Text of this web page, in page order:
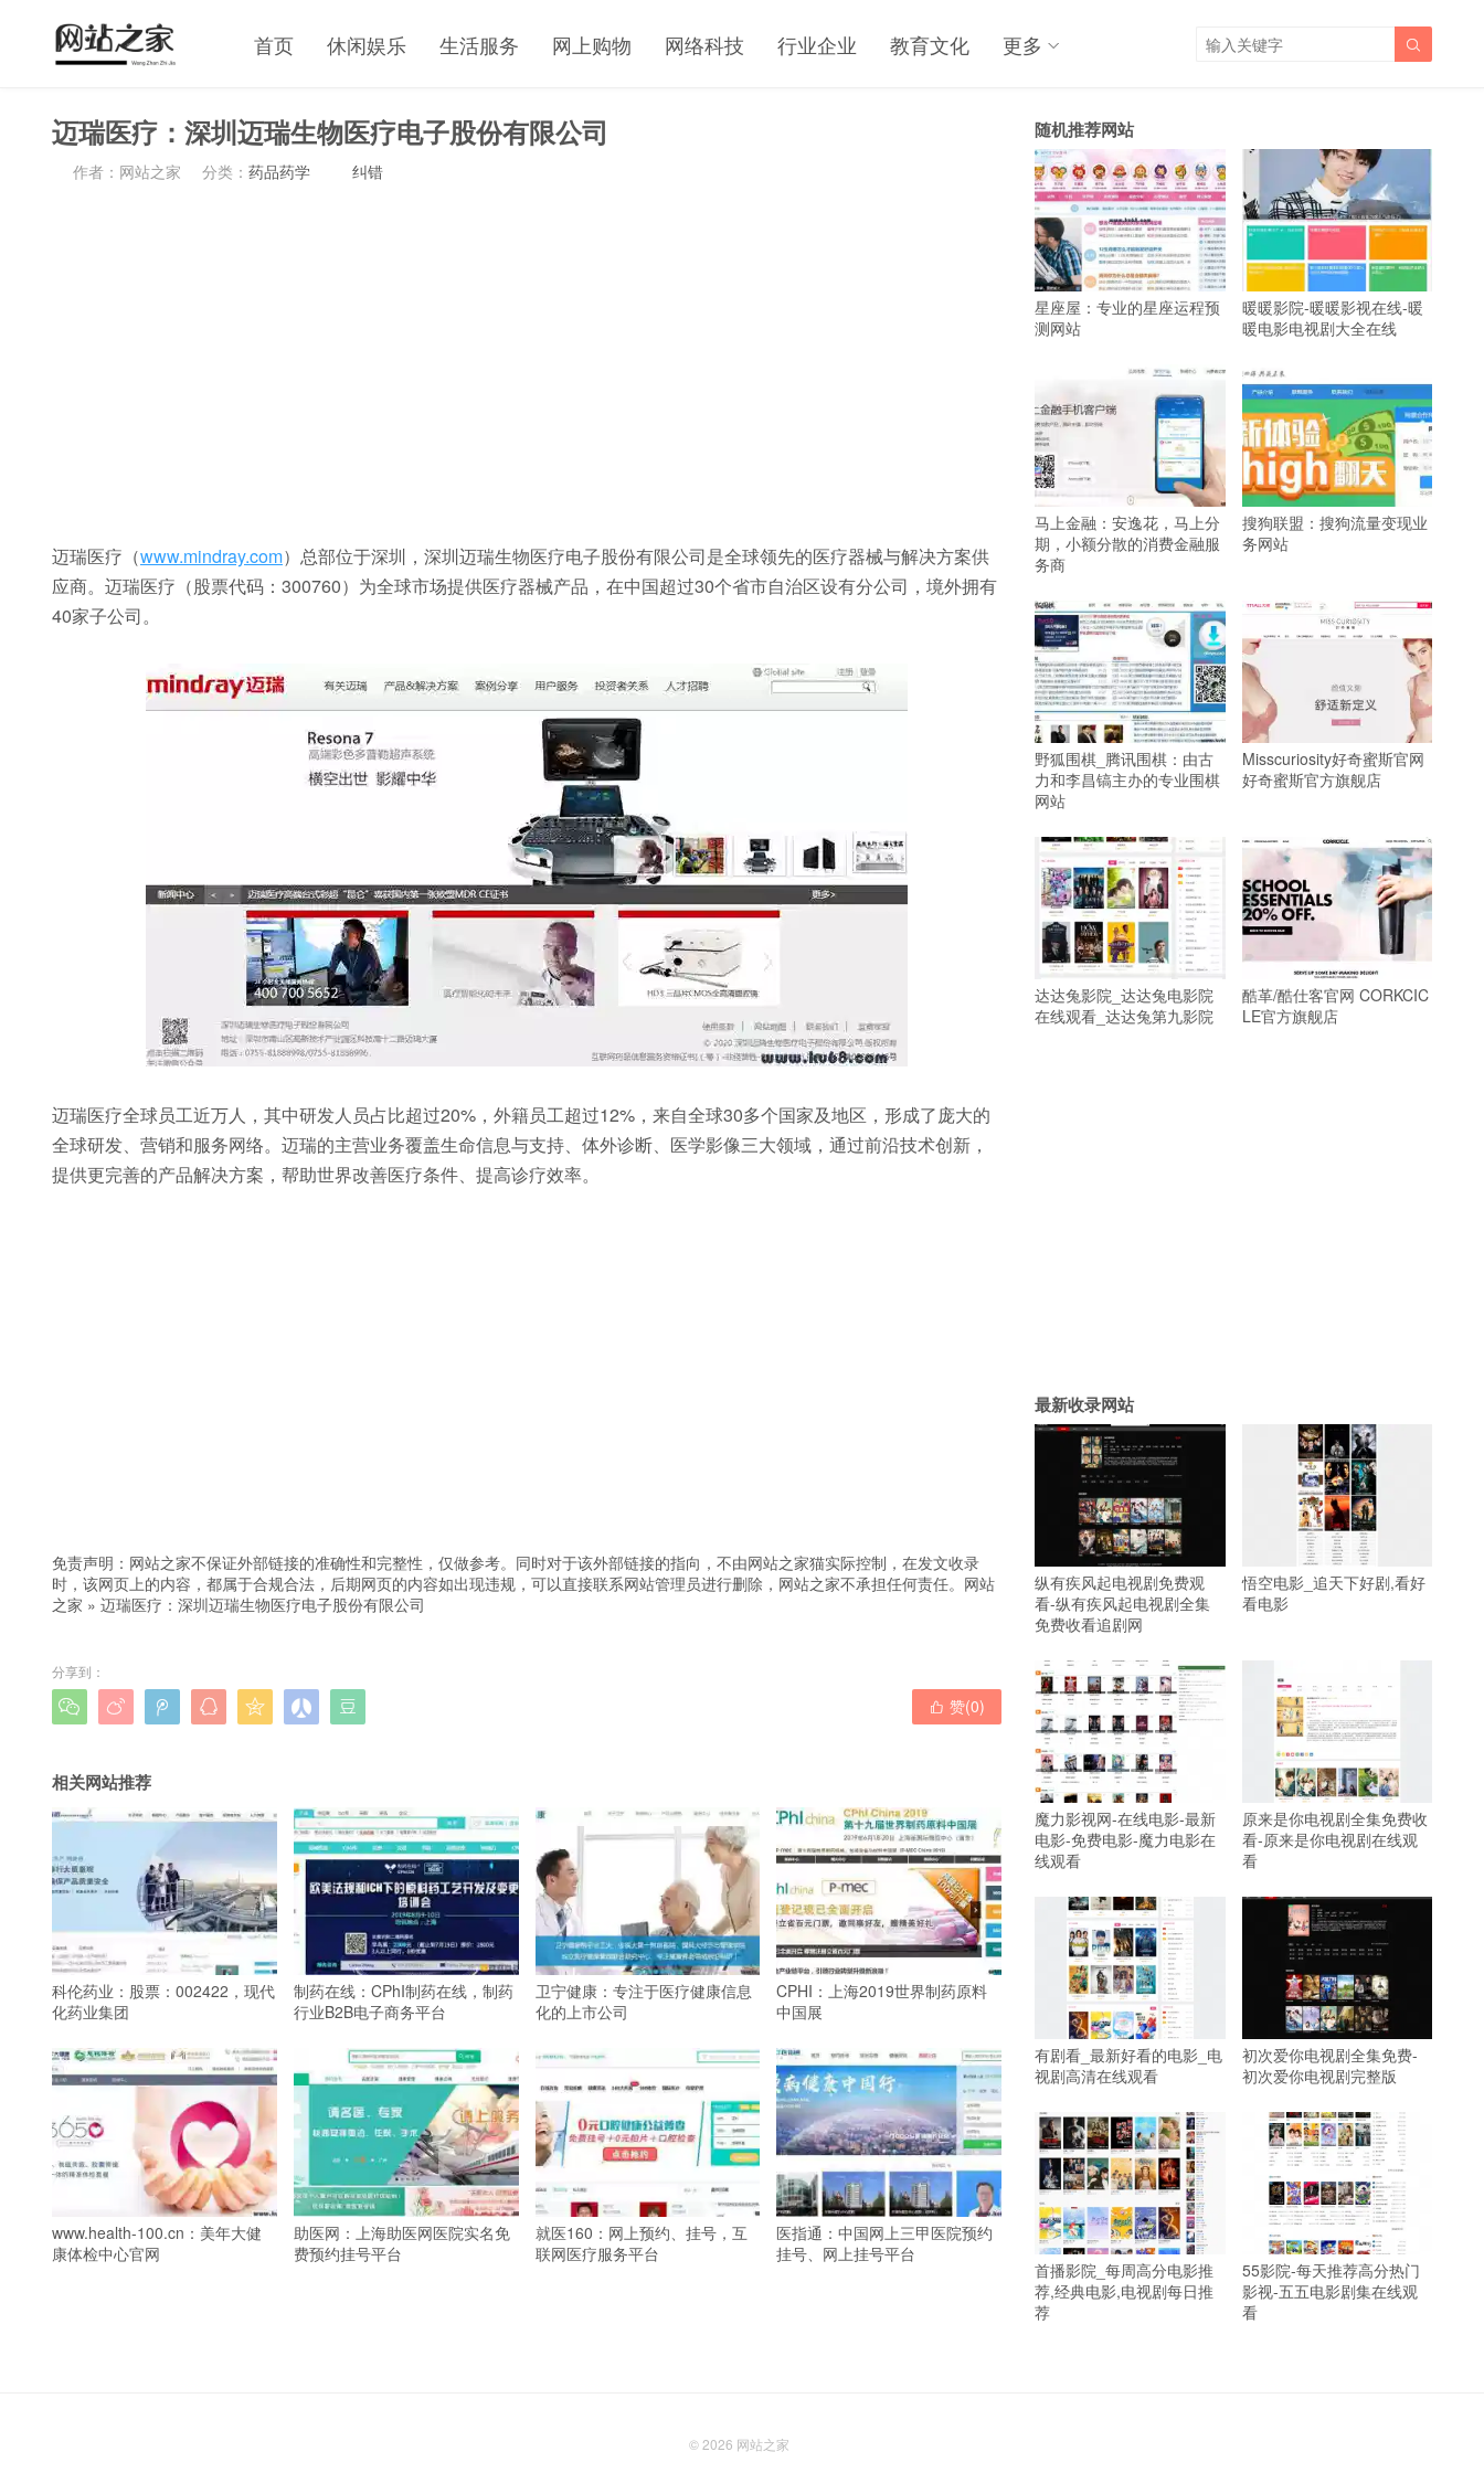
首页 休闲娱乐 生活服务 网上购物 网络科技 行业企业 教育文化 更多 
迈瑞医疗：深圳迈瑞生物医疗电子股份有限公司
作者：网站之家 分类： 药品药学 纠错
迈瑞医疗（www.mindray.com）总部位于深圳，深圳迈瑞生物医疗电子股份有限公司是全球领先的医疗器械与解决方案供
应商。迈瑞医疗（股票代码：300760）为全球市场提供医疗器械产品，在中国超过30个省市自治区设有分公司，境外拥有
40家子公司。
迈瑞医疗全球员工近万人，其中研发人员占比超过20%，外籍员工超过12%，来自全球30多个国家及地区，形成了庞大的
全球研发、营销和服务网络。迈瑞的主营业务覆盖生命信息与支持、体外诊断、医学影像三大领域，通过前沿技术创新，
提供更完善的产品解决方案，帮助世界改善医疗条件、提高诊疗效率。
免责声明：网站之家不保证外部链接的准确性和完整性，仅做参考。同时对于该外部链接的指向，不由网站之家猫实际控制，在发文收录
时，该网页上的内容，都属于合规合法，后期网页的内容如出现违规，可以直接联系网站管理员进行删除，网站之家不承担任何责任。 网站
之家 » 迈瑞医疗：深圳迈瑞生物医疗电子股份有限公司
分享到：
        赞(0)
相关网站推荐
科伦药业：股票：002422，现代
化药业集团
制药在线：CPhI制药在线，制药
行业B2B电子商务平台
卫宁健康：专注于医疗健康信息
化的上市公司
CPHI：上海2019世界制药原料
中国展
www.health-100.cn：美年大健
康体检中心官网
助医网：上海助医网医院实名免
费预约挂号平台
就医160：网上预约、挂号，互
联网医疗服务平台
医指通：中国网上三甲医院预约
挂号、网上挂号平台
随机推荐网站
星座屋：专业的星座运程预
测网站
暖暖影院-暖暖影视在线-暖
暖电影电视剧大全在线
马上金融：安逸花，马上分
期，小额分散的消费金融服
务商
搜狗联盟：搜狗流量变现业
务网站
野狐围棋_腾讯围棋：由古
力和李昌镐主办的专业围棋
网站
Misscuriosity好奇蜜斯官网
好奇蜜斯官方旗舰店
达达兔影院_达达兔电影院
在线观看_达达兔第九影院
酷革/酷仕客官网 CORKCIC
LE官方旗舰店
最新收录网站
纵有疾风起电视剧免费观
看-纵有疾风起电视剧全集
免费收看追剧网
悟空电影_追天下好剧,看好
看电影
魔力影视网-在线电影-最新
电影-免费电影-魔力电影在
线观看
原来是你电视剧全集免费收
看-原来是你电视剧在线观
看
有剧看_最新好看的电影_电
视剧高清在线观看
初次爱你电视剧全集免费-
初次爱你电视剧完整版
首播影院_每周高分电影推
荐,经典电影,电视剧每日推
荐
55影院-每天推荐高分热门
影视-五五电影剧集在线观
看
© 2026 网站之家